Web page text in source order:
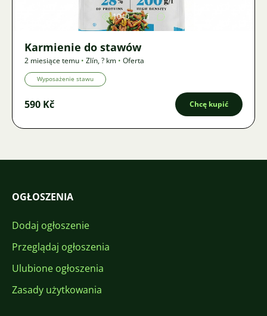
1040 1
Karmienie do stawów
2 miesiące temu • Zlín,? km • Oferta
Wyposażenie stawu
590 Kč Chcę kupić
OGŁOSZENIA
Dodaj ogłoszenie
Przeglądaj ogłoszenia
Ulubione ogłoszenia
Zasady użytkowania